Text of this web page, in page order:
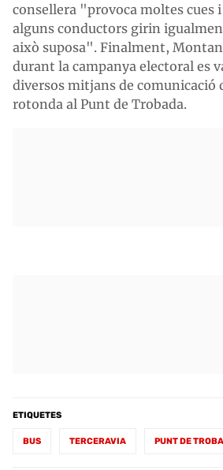
consellera "provoca moltes cues i
alguns conductors girin
això suposa". Finalment,
durant la campanya electoral es
diversos mitjans de comunicació
rotonda al Punt de Trobada.
ETIQUETES
BUS TERCERAVIA PUNT DE